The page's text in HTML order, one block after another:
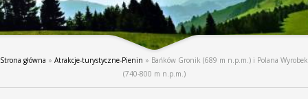
Strona główna » Atrakcje-turystyczne-Pienin » Bańków Gronik (689 m n.p.m.) i Polana Wyrobek
(740-800 m n.p.m.)